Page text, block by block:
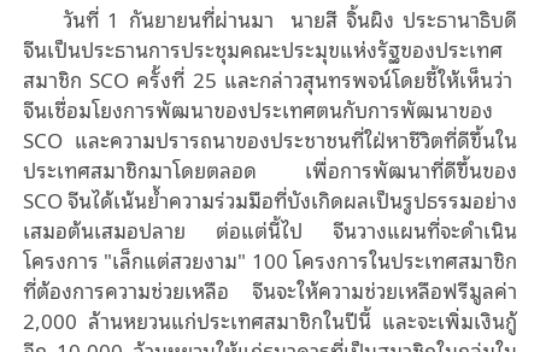
วันที่ 1 กันยายนที่ผ่านมา นายสี จิ้นผิง ประธานาธิบดี
จีนเป็นประธานการประชุมคณะประมุขแห่งรัฐของประเทศ
สมาชิก SCO ครั้งที่ 25 และกล่าวสุนทรพจน์โดยชี้ให้เห็นว่า
จีนเชื่อมโยงการพัฒนาของประเทศตนกับการพัฒนาของ
SCO และความปรารถนาของประชาชนที่ใฝ่หาชีวิตที่ดีขึ้นใน
ประเทศสมาชิกมาโดยตลอด เพื่อการพัฒนาที่ดีขึ้นของ
SCO จีนได้เน้นย้ำความร่วมมือที่บังเกิดผลเป็นรูปธรรมอย่าง
เสมอต้นเสมอปลาย ต่อแต่นี้ไป จีนวางแผนที่จะดําเนิน
โครงการ "เล็กแต่สวยงาม" 100 โครงการในประเทศสมาชิก
ที่ต้องการความช่วยเหลือ จีนจะให้ความช่วยเหลือฟรีมูลค่า
2,000 ล้านหยวนแก่ประเทศสมาชิกในปีนี้ และจะเพิ่มเงินกู้